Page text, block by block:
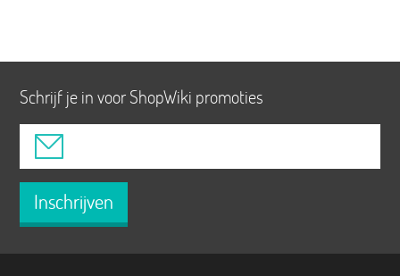
Schrijf je in voor ShopWiki promoties
Inschrijven